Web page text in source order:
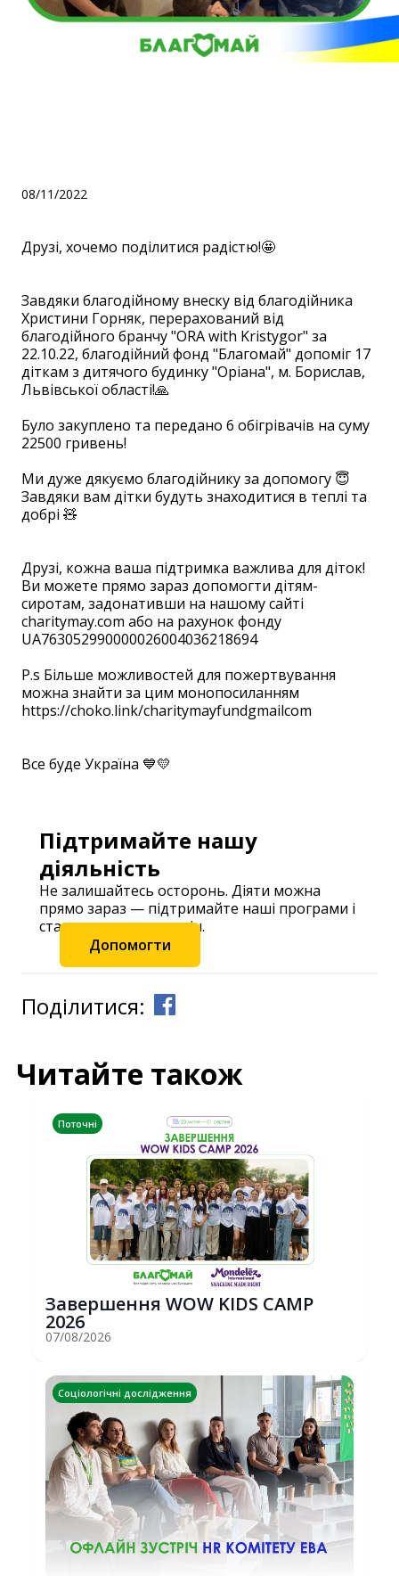
08/11/2022
Друзі, хочемо поділитися радістю!🤩
Завдяки благодійному внеску від благодійника
Христини Горняк, перерахований від
благодійного бранчу "ORA with Kristygor" за
22.10.22, благодійний фонд "Благомай" допоміг 17
діткам з дитячого будинку "Оріана", м. Борислав,
Львівської області!🙏
Було закуплено та передано 6 обігрівачів на суму
22500 гривень!
Ми дуже дякуємо благодійнику за допомогу 😇
Завдяки вам дітки будуть знаходитися в теплі та
добрі 🧸
Друзі, кожна ваша підтримка важлива для діток!
Ви можете прямо зараз допомогти дітям-
сиротам, задонативши на нашому сайті
charitymay.com або на рахунок фонду
UA763052990000026004036218694
P.s Більше можливостей для пожертвування
можна знайти за цим монопосиланням
https://choko.link/charitymayfundgmailcom
Все буде Україна 💙💛
Підтримайте нашу
діяльність
Не залишайтесь осторонь. Діяти можна
прямо зараз — підтримайте наші програми і
станьте частиною змін.
Допомогти
Поділитися:
Читайте також
Поточні
Завершення WOW KIDS CAMP
2026
07/08/2026
Соціологічні дослідження